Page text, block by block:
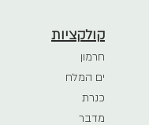
קולקציות
חרמון
ים המלח
כנרת
מדבר